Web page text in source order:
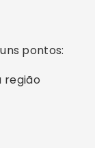
pontos:
região